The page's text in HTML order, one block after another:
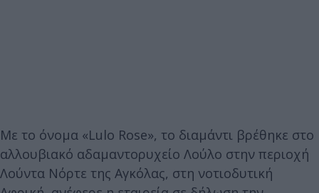
Με το όνομα «Lulo Rose», το διαμάντι βρέθηκε στο
αλλουβιακό αδαμαντορυχείο Λούλο στην περιοχή
Λούντα Νόρτε της Αγκόλας, στη νοτιοδυτική